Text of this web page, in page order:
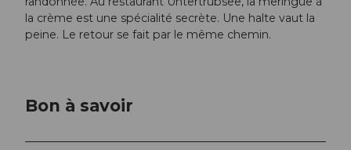
la crème est une spécialité secrète. Une halte vaut la
peine. Le retour se fait par le même chemin.
Bon à savoir